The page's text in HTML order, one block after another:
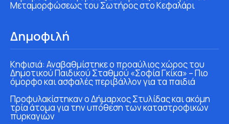
Μεταμορφώσεως του Σωτήρος στο Κεφαλάρι
Δημοφιλή
Κηφισιά: Αναβαθμίστηκε ο προαύλιος χώρος του
Δημοτικού Παιδικού Σταθμού «Σοφία Γκίκα» – Πιο
όμορφο και ασφαλές περιβάλλον για τα παιδιά
Προφυλακίστηκαν ο Δήμαρχος Στυλίδας και ακόμη
τρία άτομα για την υπόθεση των καταστροφικών
πυρκαγιών